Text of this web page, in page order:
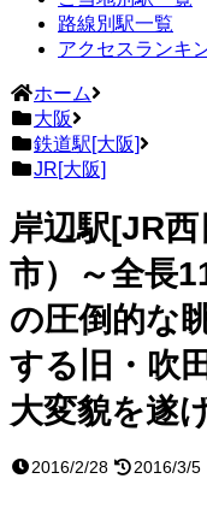
路線別駅一覧
アクセスランキ
ホーム
大阪
鉄道駅[大阪]
JR[大阪]
岸辺駅[JR
市）～全長
の圧倒的な
する旧・吹
大変貌を遂
2016/2/28 2016/3/5